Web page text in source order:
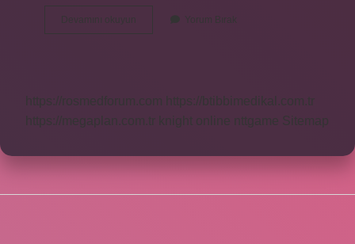
Devamını okuyun
Yerleştirme
Yorum Bırak
https://rosmedforum.com
https://btibbimedikal.com.tr
https://megaplan.com.tr
knight online nttgame Sitemap